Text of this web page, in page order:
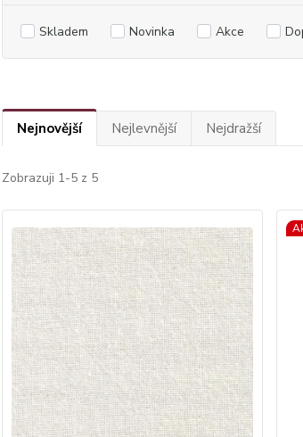
Skladem Novinka Akce
Nejnovější Nejlevnější Nejdražší
Zobrazuji 1-5 z 5